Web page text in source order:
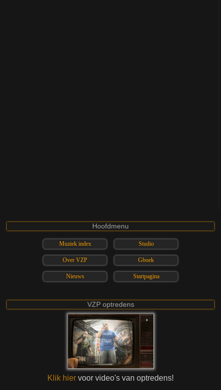
Hoofdmenu
Muziek index Studio
Over VZP Gboek
Nieuws Startpagina
VZP optredens
Klik hier voor video's van optredens!